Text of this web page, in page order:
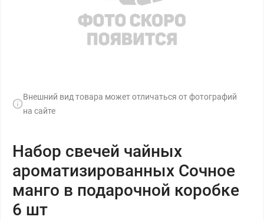
Внешний вид товара может отличаться от фотографий
на сайте
Набор свечей чайных
ароматизированных Сочное
манго в подарочной коробке
6 шт